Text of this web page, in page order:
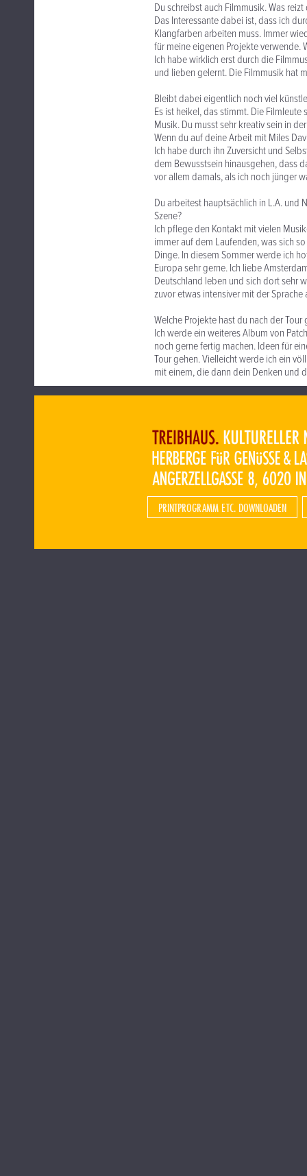
Du schreibst auch Filmmusik. Was
Das Interessante dabei ist, dass ich
Klangfarben arbeiten muss. Immer
für meine eigenen Projekte verwende.
Ich habe wirklich erst durch die
und lieben gelernt. Die Filmmusik hat
Bleibt dabei eigentlich noch viel
Es ist heikel, das stimmt. Die
Musik. Du musst sehr kreativ sein in
Wenn du auf deine Arbeit mit Miles
Ich habe durch ihn Zuversicht und
dem Bewusstsein hinausgehen, dass
vor allem damals, als ich noch jünger
Du arbeitest hauptsächlich in L.A. und
Szene?
Ich pflege den Kontakt mit vielen
immer auf dem Laufenden, was sich
Dinge. In diesem Sommer werde ich
Europa sehr gerne. Ich liebe
Deutschland leben und sich dort sehr
zuvor etwas intensiver mit der Sprache
Welche Projekte hast du nach der Tour
Ich werde ein weiteres Album von
noch gerne fertig machen. Ideen für
Tour gehen. Vielleicht werde ich ein
mit einem, die dann dein Denken und
PRINTPROGRAMM ETC. DOWNLOADEN